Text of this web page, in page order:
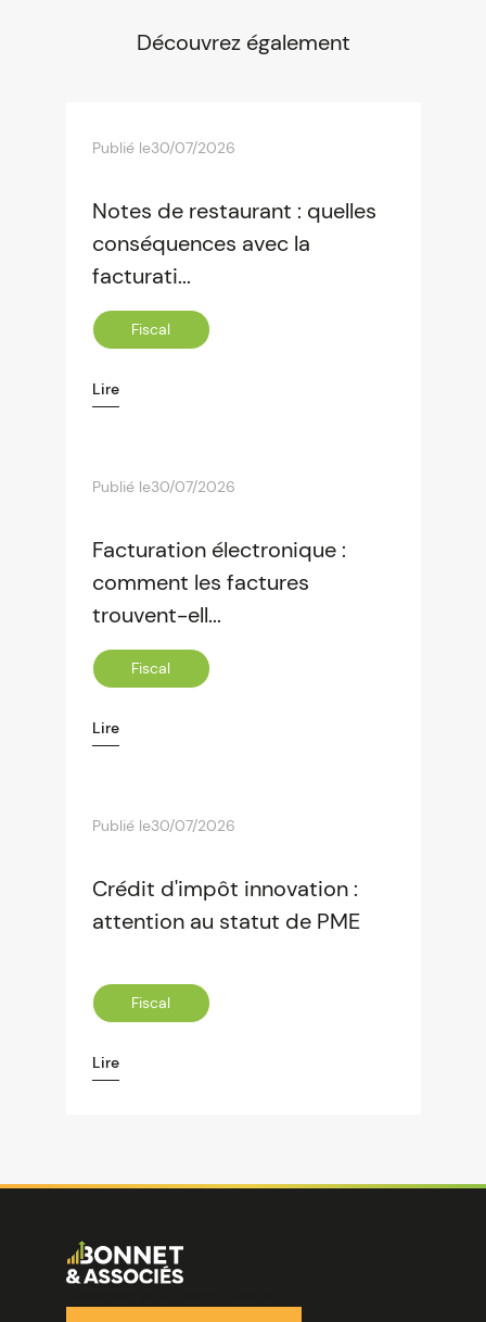
Découvrez également
Publié le30/07/2026
Notes de restaurant : quelles
conséquences avec la
facturati...
Fiscal
Lire
Publié le30/07/2026
Facturation électronique :
comment les factures
trouvent-ell...
Fiscal
Lire
Publié le30/07/2026
Crédit d'impôt innovation :
attention au statut de PME
Fiscal
Lire
Image